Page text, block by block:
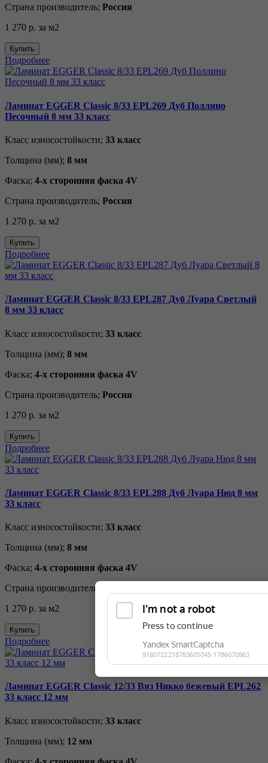
Страна производитель; Россия
1 270 р. за м2
Купить
Подробнее
Ламинат EGGER Classic 8/33 EPL269 Дуб Поллино
Песочный 8 мм 33 класс
Класс износостойкости; 33 класс
Толщина (мм); 8 мм
Фаска; 4-х сторонняя фаска 4V
Страна производитель; Россия
1 270 р. за м2
Купить
Подробнее
Ламинат EGGER Classic 8/33 EPL287 Дуб Луара Светлый
8 мм 33 класс
Класс износостойкости; 33 класс
Толщина (мм); 8 мм
Фаска; 4-х сторонняя фаска 4V
Страна производитель; Россия
1 270 р. за м2
Купить
Подробнее
Ламинат EGGER Classic 8/33 EPL288 Дуб Луара Нюд 8 мм
33 класс
Класс износостойкости; 33 класс
Толщина (мм); 8 мм
Фаска; 4-х сторонняя фаска 4V
Страна производитель;
1 270 р. за м2
Купить
Подробнее
Ламинат EGGER Classic 12/33 Вяз Никко бежевый EPL262
33 класс 12 мм
Класс износостойкости; 33 класс
Толщина (мм); 12 мм